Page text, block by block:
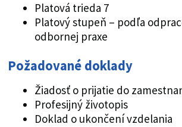
Platová trieda 7
Platový stupeň – podľa
odbornej praxe
Požadované doklady
Žiadosť o prijatie do
Profesijný životopis
Doklad o ukončení vzdelania